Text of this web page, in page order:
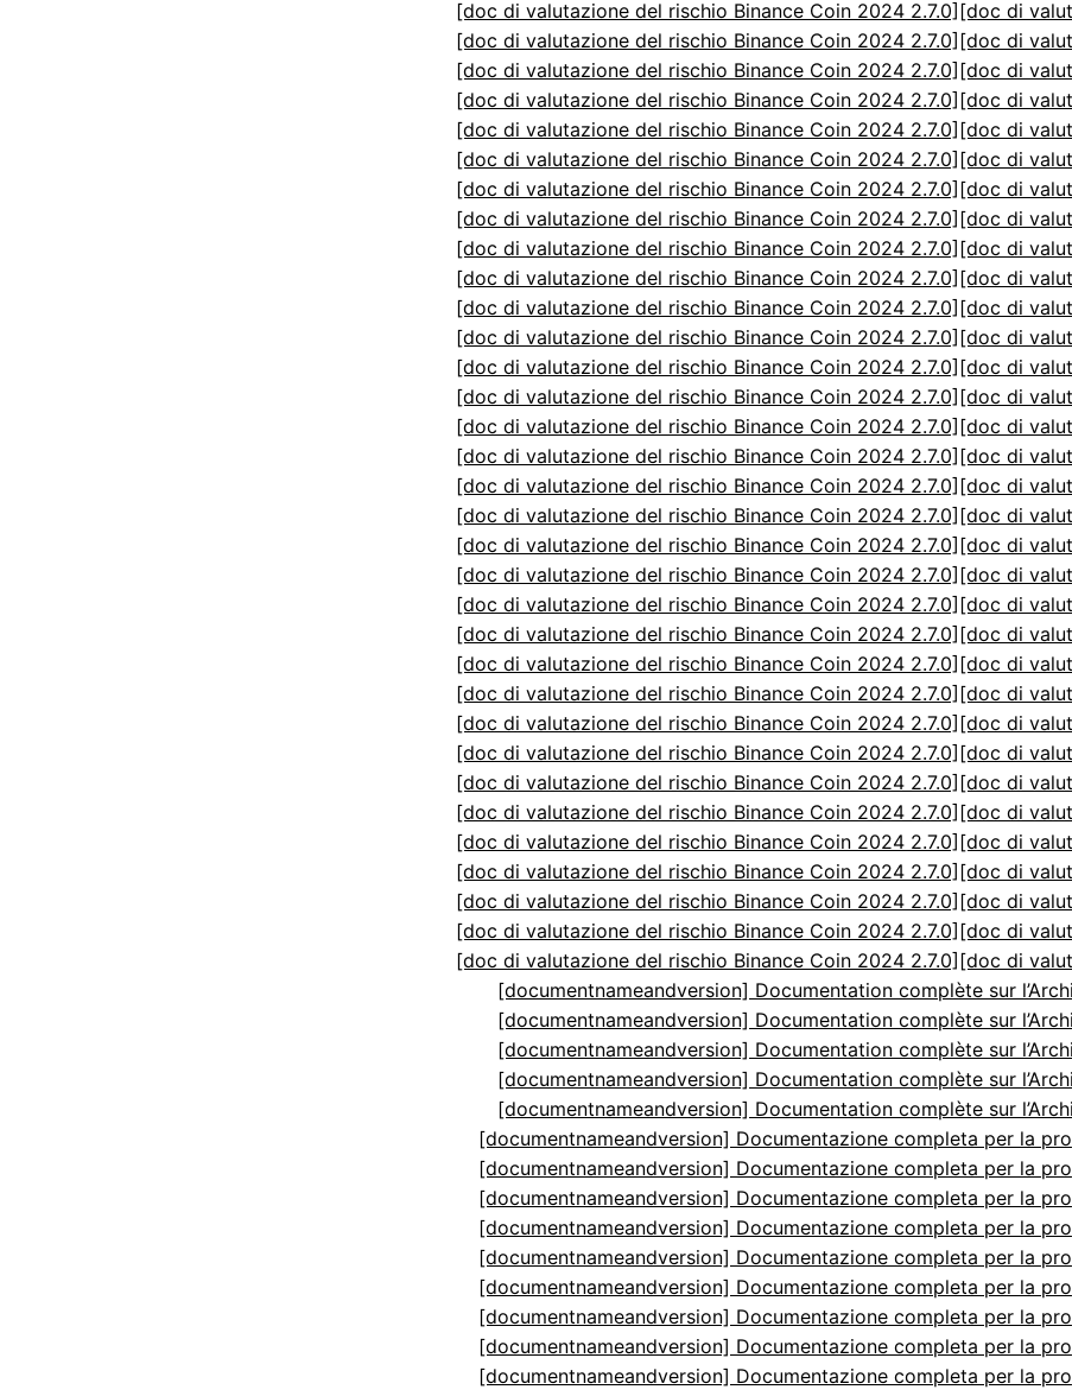
[doc di valutazione del rischio Binance Coin 2024 2.7.0] [doc di
[doc di valutazione del rischio Binance Coin 2024 2.7.0] [doc di
[doc di valutazione del rischio Binance Coin 2024 2.7.0] [doc di
[doc di valutazione del rischio Binance Coin 2024 2.7.0] [doc di
[doc di valutazione del rischio Binance Coin 2024 2.7.0] [doc di
[doc di valutazione del rischio Binance Coin 2024 2.7.0] [doc di
[doc di valutazione del rischio Binance Coin 2024 2.7.0] [doc di
[doc di valutazione del rischio Binance Coin 2024 2.7.0] [doc di
[doc di valutazione del rischio Binance Coin 2024 2.7.0] [doc di
[doc di valutazione del rischio Binance Coin 2024 2.7.0] [doc di
[doc di valutazione del rischio Binance Coin 2024 2.7.0] [doc di
[doc di valutazione del rischio Binance Coin 2024 2.7.0] [doc di
[doc di valutazione del rischio Binance Coin 2024 2.7.0] [doc di
[doc di valutazione del rischio Binance Coin 2024 2.7.0] [doc di
[doc di valutazione del rischio Binance Coin 2024 2.7.0] [doc di
[doc di valutazione del rischio Binance Coin 2024 2.7.0] [doc di
[doc di valutazione del rischio Binance Coin 2024 2.7.0] [doc di
[doc di valutazione del rischio Binance Coin 2024 2.7.0] [doc di
[doc di valutazione del rischio Binance Coin 2024 2.7.0] [doc di
[doc di valutazione del rischio Binance Coin 2024 2.7.0] [doc di
[doc di valutazione del rischio Binance Coin 2024 2.7.0] [doc di
[doc di valutazione del rischio Binance Coin 2024 2.7.0] [doc di
[doc di valutazione del rischio Binance Coin 2024 2.7.0] [doc di
[doc di valutazione del rischio Binance Coin 2024 2.7.0] [doc di
[doc di valutazione del rischio Binance Coin 2024 2.7.0] [doc di
[doc di valutazione del rischio Binance Coin 2024 2.7.0] [doc di
[doc di valutazione del rischio Binance Coin 2024 2.7.0] [doc di
[doc di valutazione del rischio Binance Coin 2024 2.7.0] [doc di
[doc di valutazione del rischio Binance Coin 2024 2.7.0] [doc di
[doc di valutazione del rischio Binance Coin 2024 2.7.0] [doc di
[doc di valutazione del rischio Binance Coin 2024 2.7.0] [doc di
[doc di valutazione del rischio Binance Coin 2024 2.7.0] [doc di
[doc di valutazione del rischio Binance Coin 2024 2.7.0] [doc di
[documentnameandversion] Documentation complète sur
[documentnameandversion] Documentation complète sur
[documentnameandversion] Documentation complète sur
[documentnameandversion] Documentation complète sur
[documentnameandversion] Documentation complète sur
[documentnameandversion] Documentazione completa per la
[documentnameandversion] Documentazione completa per la
[documentnameandversion] Documentazione completa per la
[documentnameandversion] Documentazione completa per la
[documentnameandversion] Documentazione completa per la
[documentnameandversion] Documentazione completa per la
[documentnameandversion] Documentazione completa per la
[documentnameandversion] Documentazione completa per la
[documentnameandversion] Documentazione completa per la